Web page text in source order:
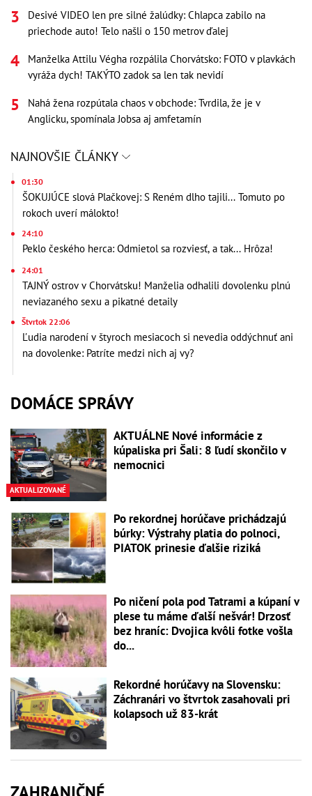
Desivé VIDEO len pre silné žalúdky: Chlapca zabilo na
priechode auto! Telo našli o 150 metrov ďalej
Manželka Attilu Végha rozpálila Chorvátsko: FOTO v plavkách
vyráža dych! TAKÝTO zadok sa len tak nevidí
Nahá žena rozpútala chaos v obchode: Tvrdila, že je v
Anglicku, spomínala Jobsa aj amfetamín
NAJNOVŠIE ČLÁNKY
01:30
ŠOKUJÚCE slová Plačkovej: S Reném dlho tajili... Tomuto po
rokoch uverí málokto!
24:10
Peklo českého herca: Odmietol sa rozviesť, a tak... Hrôza!
24:01
TAJNÝ ostrov v Chorvátsku! Manželia odhalili dovolenku plnú
neviazaného sexu a pikatné detaily
Štvrtok 22:06
Ľudia narodení v štyroch mesiacoch si nevedia oddýchnuť ani
na dovolenke: Patríte medzi nich aj vy?
DOMÁCE SPRÁVY
AKTUALIZOVANÉ
AKTUÁLNE Nové informácie z
kúpaliska pri Šali: 8 ľudí skončilo v
nemocnici
Po rekordnej horúčave prichádzajú
búrky: Výstrahy platia do polnoci,
PIATOK prinesie ďalšie riziká
Po ničení pola pod Tatrami a kúpaní v
plese tu máme ďalší nešvár! Drzosť
bez hraníc: Dvojica kvôli fotke vošla
do...
Rekordné horúčavy na Slovensku:
Záchranári vo štvrtok zasahovali pri
kolapsoch už 83-krát